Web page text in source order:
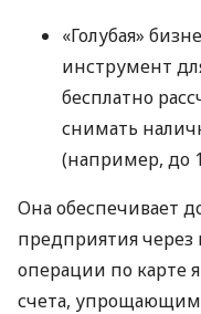
«Голубая»
инструмент
бесплатно
снимать
(например, до
Она обеспечивает
предприятия
операции по карте
счета,